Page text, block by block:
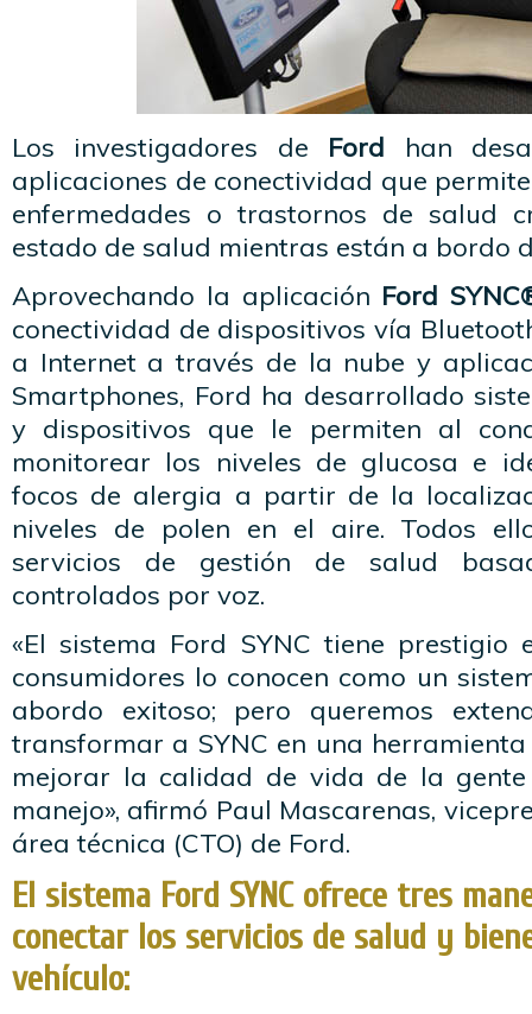
Los investigadores de Ford han
aplicaciones de conectividad que
enfermedades o trastornos de salud
estado de salud mientras están a bordo
Aprovechando la aplicación Ford
conectividad de dispositivos vía
a Internet a través de la nube y
Smartphones, Ford ha desarrollado
y dispositivos que le permiten al
monitorear los niveles de glucosa e
focos de alergia a partir de la
niveles de polen en el aire. Todos
servicios de gestión de salud
controlados por voz.
«El sistema Ford SYNC tiene
consumidores lo conocen como un
abordo exitoso; pero queremos
transformar a SYNC en una
mejorar la calidad de vida de la
manejo», afirmó Paul Mascarenas,
área técnica (CTO) de Ford.
El sistema Ford SYNC ofrece tres
conectar los servicios de salud y
vehículo: